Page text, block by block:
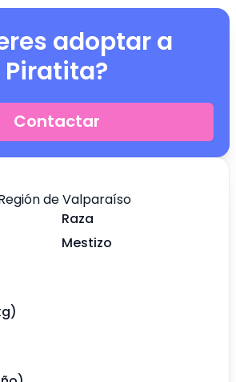
de Valparaíso
Raza
Mestizo
adoptar a
Piratita?
Contactar